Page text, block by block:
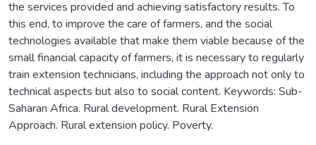
the services provided and achieving satisfactory results. To
this end, to improve the care of farmers, and the social
technologies available that make them viable because of the
small financial capacity of farmers, it is necessary to regularly
train extension technicians, including the approach not only to
technical aspects but also to social content. Keywords: Sub-
Saharan Africa. Rural development. Rural Extension
Approach. Rural extension policy. Poverty.